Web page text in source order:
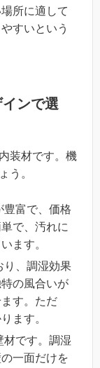
所に適して
すいという
ンで選
装材です。機
う。
豊富で、価格
で、汚れに
ます。
り、調湿効果
の風合いが
す。ただ
ます。
材です。調湿
一面だけを